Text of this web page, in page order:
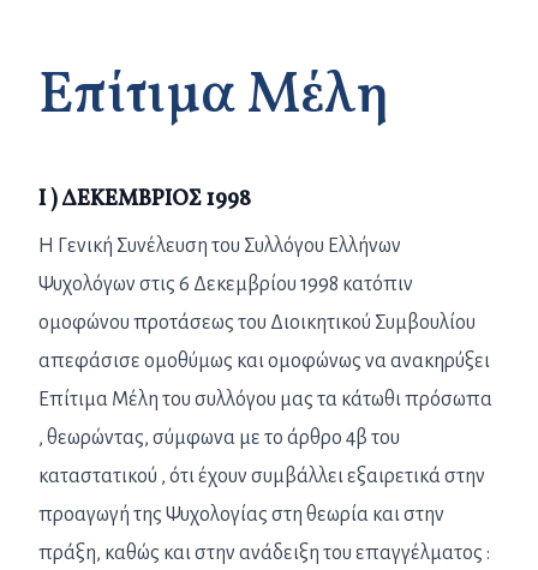
Επίτιμα Μέλη
I ) ΔΕΚΕΜΒΡΙΟΣ 1998
Η Γενική Συνέλευση του Συλλόγου Ελλήνων
Ψυχολόγων στις 6 Δεκεμβρίου 1998 κατόπιν
ομοφώνου προτάσεως του Διοικητικού Συμβουλίου
απεφάσισε ομοθύμως και ομοφώνως να ανακηρύξει
Επίτιμα Μέλη του συλλόγου μας τα κάτωθι πρόσωπα
, θεωρώντας, σύμφωνα με το άρθρο 4β του
καταστατικού , ότι έχουν συμβάλλει εξαιρετικά στην
προαγωγή της Ψυχολογίας στη θεωρία και στην
πράξη, καθώς και στην ανάδειξη του επαγγέλματος :